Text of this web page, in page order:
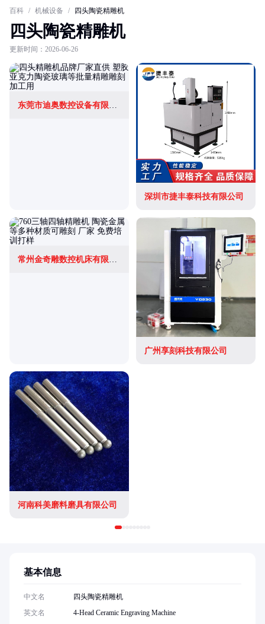
百科 / 机械设备 / 四头陶瓷精雕机
四头陶瓷精雕机
更新时间：2026-06-26
东莞市迪奥数控设备有限公司
深圳市捷丰泰科技有限公司
常州金奇雕数控机床有限公司
广州享刻科技有限公司
河南科美磨料磨具有限公司
基本信息
中文名
四头陶瓷精雕机
英文名
4-Head Ceramic Engraving Machine